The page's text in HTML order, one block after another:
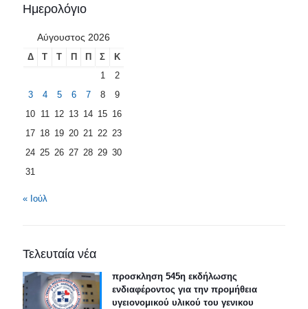
Ημερολόγιο
Αύγουστος 2026
Δ Τ Τ Π Π Σ
Κ
1
2
3
4 5 6 7 8
9
10 11 12 13 14 15 16
17 18 19 20 21 22 23
24 25 26 27 28 29 30
31
« Ιούλ
Τελευταία νέα
προσκληση 545η εκδήλωσης
ενδιαφέροντος για την προμήθεια
υγειονομικού υλικού του γενικου